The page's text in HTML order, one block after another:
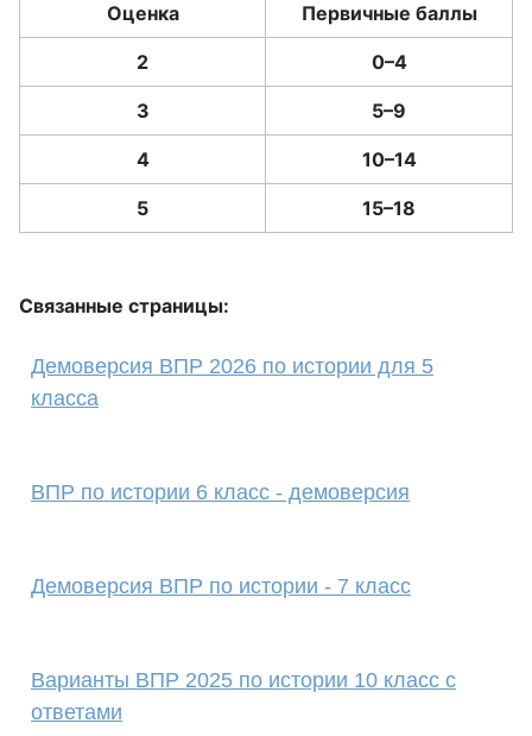
Оценка Первичные баллы
2 0–4
3 5–9
4 10–14
5 15–18
Связанные страницы:
Демоверсия ВПР 2026 по истории для 5
класса
ВПР по истории 6 класс - демоверсия
Демоверсия ВПР по истории - 7 класс
Варианты ВПР 2025 по истории 10 класс с
ответами